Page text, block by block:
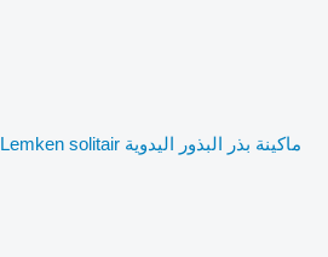
ماكينة بذر البذور اليدوية Lemken solitair